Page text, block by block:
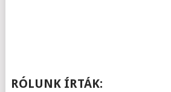
RÓLUNK ÍRTÁK: